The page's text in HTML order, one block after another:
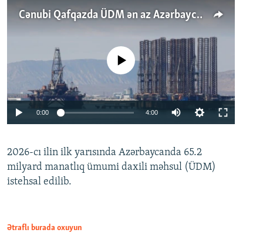
Cənubi Qafqazda ÜDM ən az Azərbaycanda artır: Qonşuları niyə Bakını qabaqlaya bilir?
Auto 240p 360p 480p
No media source currently available
0:00 4:00
360p
480p
2026-cı ilin ilk yarısında Azərbaycanda 65.2
milyard manatlıq ümumi daxili məhsul (ÜDM)
istehsal edilib.
Ətraflı burada oxuyun